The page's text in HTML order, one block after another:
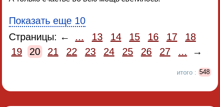
Показать еще 10
Страницы: ←
... 13 14 15 16 17
18
19
20 21 22 23 24 25 26 27 ... →
итого : 548